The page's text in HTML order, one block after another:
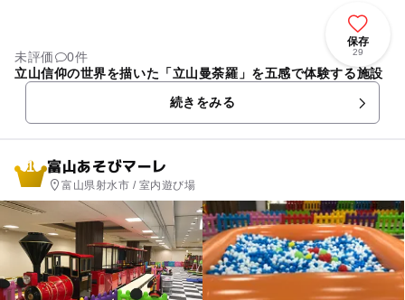
保存
29
未評価
0件
立山信仰の世界を描いた「立山曼荼羅」を五感で体験する施設
続きをみる
1 富山あそびマーレ
富山県射水市 / 室内遊び場